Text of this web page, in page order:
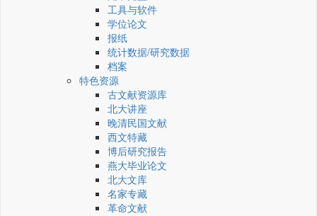
工具与软件
学位论文
报纸
统计数据/研究数据
档案
特色资源
古文献资源库
北大讲座
晚清民国文献
西文特藏
博后研究报告
燕大毕业论文
北大文库
名家专藏
革命文献